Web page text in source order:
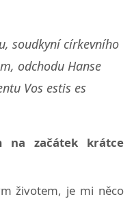
soudkyní církevního
odchodu Hanse
Vos estis es
na začátek krátce
životem, je mi něco